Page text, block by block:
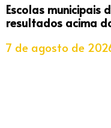
Escolas municipais
resultados acima
7 de agosto de